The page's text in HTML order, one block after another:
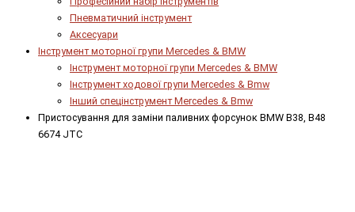
Пневматичний інструмент
Аксесуари
Інструмент моторної групи Mercedes & BMW
Інструмент моторної групи Mercedes & BMW
Інструмент ходової групи Mercedes & Bmw
Інший спецінструмент Mercedes & Bmw
Пристосування для заміни паливних форсунок BMW B38, B48
6674 JTC